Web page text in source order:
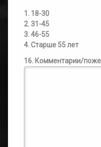
1. 18-30
2. 31-45
3. 46-55
4. Старше 55 лет
16. Комментарии/